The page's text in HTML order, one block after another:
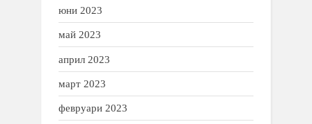
юни 2023
май 2023
април 2023
март 2023
февруари 2023